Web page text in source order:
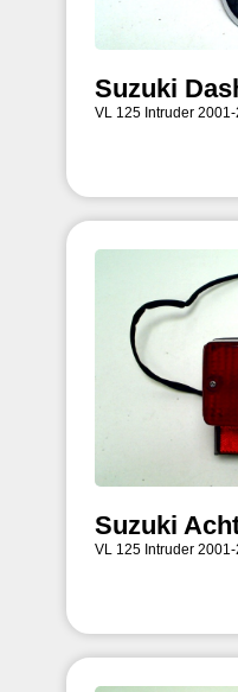
Suzuki
VL 125 Intruder
Suzuki
VL 125 Intruder